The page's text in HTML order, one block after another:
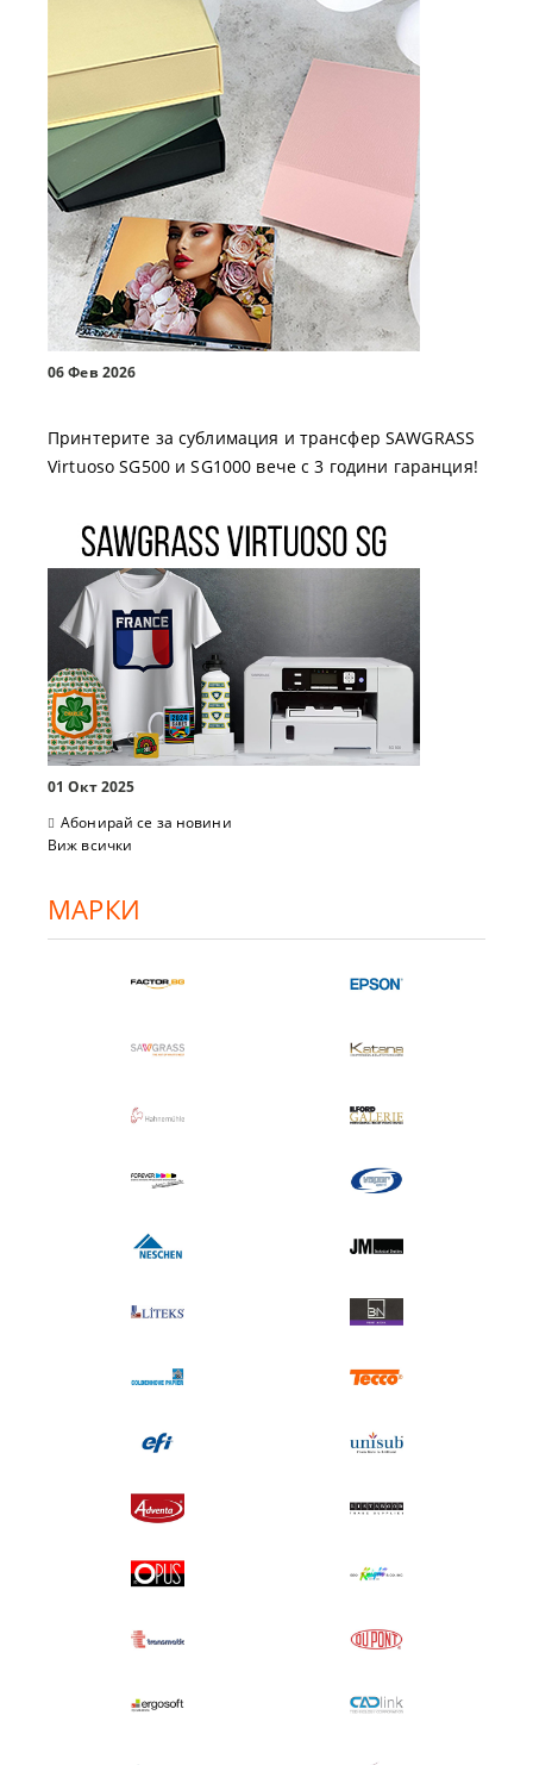
06 Фев 2026
Принтерите за сублимация и трансфер SAWGRASS
Virtuoso SG500 и SG1000 вече с 3 години гаранция!
01 Окт 2025
Абонирай се за новини
Виж всички
МАРКИ